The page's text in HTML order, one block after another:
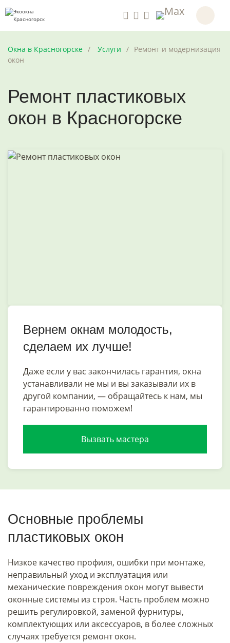
Окна в Красногорске Услуги
Ремонт и модернизация
окон
Ремонт пластиковых
окон в Красногорске
Вернем окнам молодость,
сделаем их лучше!
Даже если у вас закончилась гарантия, окна
устанавливали не мы и вы заказывали их в
другой компании, — обращайтесь к нам, мы
гарантированно поможем!
Вызвать мастера
Основные проблемы
пластиковых окон
Низкое качество профиля, ошибки при монтаже,
неправильный уход и эксплуатация или
механические повреждения окон могут вывести
оконные системы из строя. Часть проблем можно
решить регулировкой, заменой фурнитуры,
комплектующих или аксессуаров, в более сложных
случаях требуется ремонт окон.